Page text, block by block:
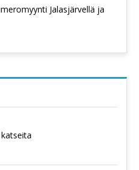
Jalasjärvellä ja